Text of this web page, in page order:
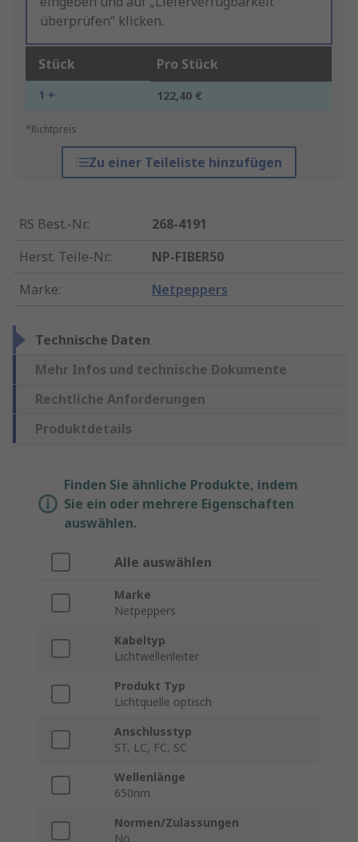
überprüfen“ klicken.
Stück Pro Stück
1 + 122,40 €
*Richtpreis
Zu einer Teileliste hinzufügen
RS Best.-Nr.:
268-4191
Herst. Teile-Nr.:
NP-FIBER50
Marke: Netpeppers
Technische Daten
Mehr Infos und technische Dokumente
Rechtliche Anforderungen
Produktdetails
Finden Sie ähnliche Produkte, indem
Sie ein oder mehrere Eigenschaften
auswählen.
Alle auswählen
Marke
Netpeppers
Kabeltyp
Lichtwellenleiter
Produkt Typ
Lichtquelle optisch
Anschlusstyp
ST, LC, FC, SC
Wellenlänge
650nm
Normen/Zulassungen
No